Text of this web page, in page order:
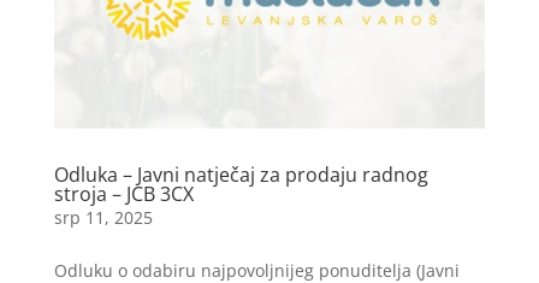
Odluka – Javni natječaj za prodaju radnog
stroja – JCB 3CX
srp 11, 2025
Odluku o odabiru najpovoljnijeg ponuditelja (Javni